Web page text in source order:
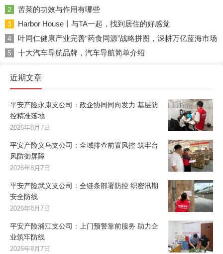
2 苦菜的功效与作用有哪些
3 Harbor House丨与TA一起，找到居住的好感觉
4 叶同仁健康产业完善“药食同源”战略拼图，深耕万亿蓝海市场
5 十大汽车导航品牌，汽车导航简单介绍
近期文章
平安产险永康支公司：政企协同同向发力 基层防
控精准落地
2026年8月7日
平安产险义乌支公司：全域排查前置风控 筑牢台
风防御屏障
2026年8月7日
平安产险武义支公司：全链条部署防控 织密汛期
安全防线
2026年8月7日
平安产险浦江支公司：上门预警靠前服务 助力企
业筑牢防线
2026年8月7日